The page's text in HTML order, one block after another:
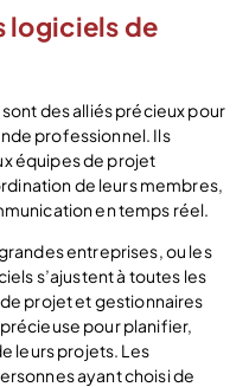
logiciels de
des alliés précieux pour
professionnel. Ils
équipes de projet
de leurs membres,
en temps réel.
entreprises, ou les
s’ajustent à toutes les
projet et gestionnaires
pour planifier,
leurs projets. Les
ayant choisi de